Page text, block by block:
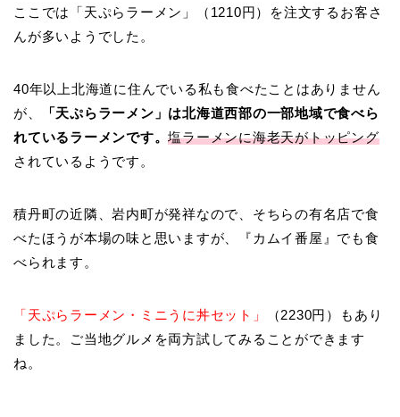
ここでは「天ぷらラーメン」（1210円）を注文するお客さ
んが多いようでした。
40年以上北海道に住んでいる私も食べたことはありません
が、
「天ぷらラーメン」は北海道西部の一部地域で食べら
れているラーメンです。塩ラーメンに海老天がトッピング
されているようです。
積丹町の近隣、岩内町が発祥なので、そちらの有名店で食
べたほうが本場の味と思いますが、『カムイ番屋』でも食
べられます。
「天ぷらラーメン・ミニうに丼セット」
（2230円）もあり
ました。ご当地グルメを両方試してみることができます
ね。